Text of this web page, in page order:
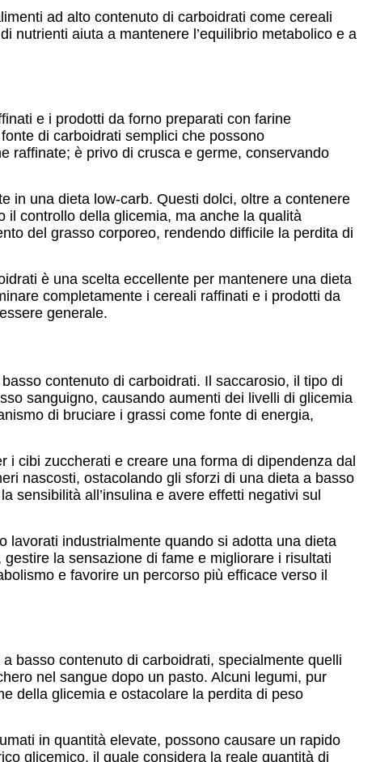
ad alto contenuto di carboidrati come cereali
nutrienti aiuta a mantenere l’equilibrio metabolico e a
e i prodotti da forno preparati con farine
di carboidrati semplici che possono
raffinate; è privo di crusca e germe, conservando
in una dieta low-carb. Questi dolci, oltre a contenere
controllo della glicemia, ma anche la qualità
del grasso corporeo, rendendo difficile la perdita di
è una scelta eccellente per mantenere una dieta
completamente i cereali raffinati e i prodotti da
generale.
contenuto di carboidrati. Il saccarosio, il tipo di
sanguigno, causando aumenti dei livelli di glicemia
di bruciare i grassi come fonte di energia,
i cibi zuccherati e creare una forma di dipendenza dal
nascosti, ostacolando gli sforzi di una dieta a basso
sensibilità all’insulina e avere effetti negativi sul
lavorati industrialmente quando si adotta una dieta
la sensazione di fame e migliorare i risultati
e favorire un percorso più efficace verso il
basso contenuto di carboidrati, specialmente quelli
nel sangue dopo un pasto. Alcuni legumi, pur
della glicemia e ostacolare la perdita di peso
in quantità elevate, possono causare un rapido
glicemico, il quale considera la reale quantità di